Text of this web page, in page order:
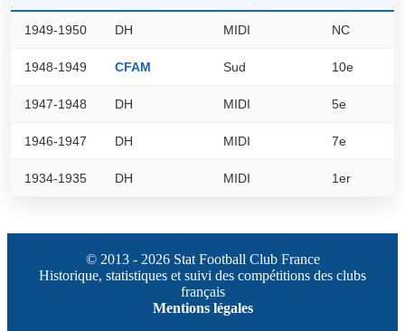
1949-1950 DH MIDI NC
1948-1949 CFAM Sud 10e
1947-1948 DH MIDI 5e
1946-1947 DH MIDI 7e
1934-1935 DH MIDI 1er
© 2013 - 2026 Stat Football Club France
Historique, statistiques et suivi des compétitions des clubs
français
Mentions légales